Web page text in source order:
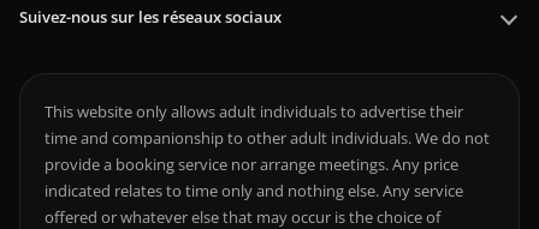
Suivez-nous sur les réseaux sociaux
This website only allows adult individuals to advertise their
time and companionship to other adult individuals. We do not
provide a booking service nor arrange meetings. Any price
indicated relates to time only and nothing else. Any service
offered or whatever else that may occur is the choice of